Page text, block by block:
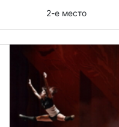
2-e место